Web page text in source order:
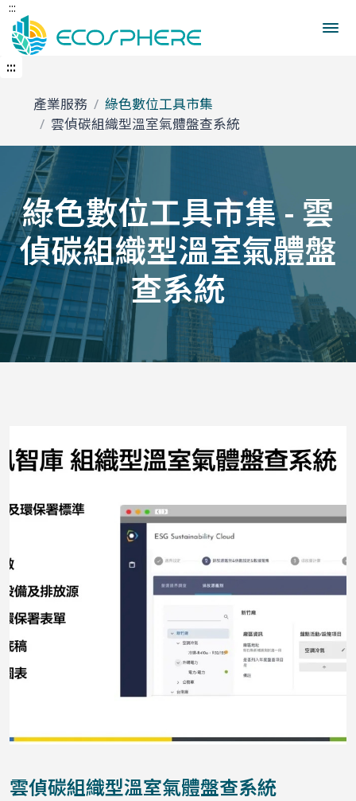
跳
到
中
內
:::
:::
首頁
產業服務
綠色數位工具市集
雲偵碳組織型溫室氣體盤查系統
綠色數位工具市集 - 雲
偵碳組織型溫室氣體盤
查系統
雲偵碳組織型溫室氣體盤查系統